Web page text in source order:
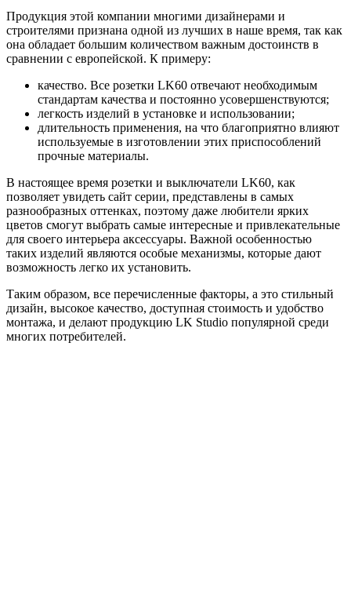
Продукция этой компании многими дизайнерами и
строителями признана одной из лучших в наше время, так как
она обладает большим количеством важным достоинств в
сравнении с европейской. К примеру:
качество. Все розетки LK60 отвечают необходимым
стандартам качества и постоянно усовершенствуются;
легкость изделий в установке и использовании;
длительность применения, на что благоприятно влияют
используемые в изготовлении этих приспособлений
прочные материалы.
В настоящее время розетки и выключатели LK60, как
позволяет увидеть сайт серии, представлены в самых
разнообразных оттенках, поэтому даже любители ярких
цветов смогут выбрать самые интересные и привлекательные
для своего интерьера аксессуары. Важной особенностью
таких изделий являются особые механизмы, которые дают
возможность легко их установить.
Таким образом, все перечисленные факторы, а это стильный
дизайн, высокое качество, доступная стоимость и удобство
монтажа, и делают продукцию LK Studio популярной среди
многих потребителей.